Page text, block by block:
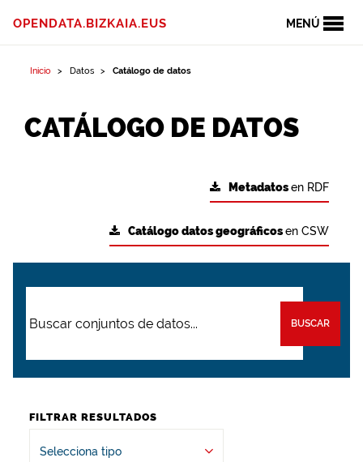
MENÚ
OPENDATA.BIZKAIA.EUS
Inicio Datos Catálogo de datos
CATÁLOGO DE DATOS
Metadatosen RDF
Catálogo datos geográficosen CSW
BUSCAR
FILTRAR RESULTADOS
Selecciona tipo